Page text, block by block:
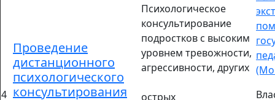
4
Проведение
дистанционного
психологического
консультирования
Психологическое
консультирование
подростков с высоким
уровнем тревожности,
агрессивности, других
острых